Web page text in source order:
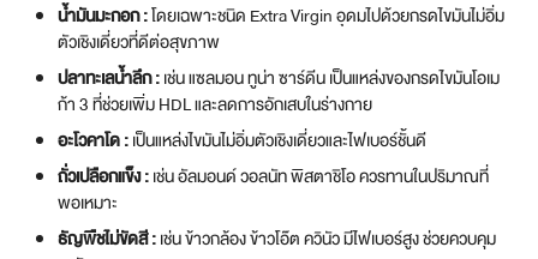
น้ำมันมะกอก :โดยเฉพาะชนิด Extra Virgin อุดมไปด้วยกรดไขมันไม่อิ่ม
ตัวเชิงเดี่ยวที่ดีต่อสุขภาพ
ปลาทะเลน้ำลึก :เช่น แซลมอน ทูน่า ซาร์ดีน เป็นแหล่งของกรดไขมันโอเม
ก้า 3 ที่ช่วยเพิ่ม HDL และลดการอักเสบในร่างกาย
อะโวคาโด :เป็นแหล่งไขมันไม่อิ่มตัวเชิงเดี่ยวและไฟเบอร์ชั้นดี
ถั่วเปลือกแข็ง :เช่น อัลมอนด์ วอลนัท พิสตาชิโอ ควรทานในปริมาณที่
พอเหมาะ
ธัญพืชไม่ขัดสี :เช่น ข้าวกล้อง ข้าวโอ๊ต ควินัว มีไฟเบอร์สูง ช่วยควบคุม